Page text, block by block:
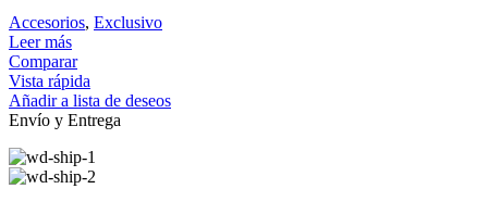
Accesorios, Exclusivo
Leer más
Comparar
Vista rápida
Añadir a lista de deseos
Envío y Entrega